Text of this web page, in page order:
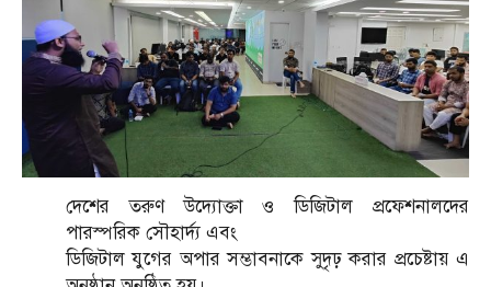
দেশের তরুণ উদ্যোক্তা ও ডিজিটাল প্রফেশনালদের
পারস্পরিক সৌহার্দ্য এবং
ডিজিটাল যুগের অপার সম্ভাবনাকে সুদৃঢ় করার প্রচেষ্টায় এ